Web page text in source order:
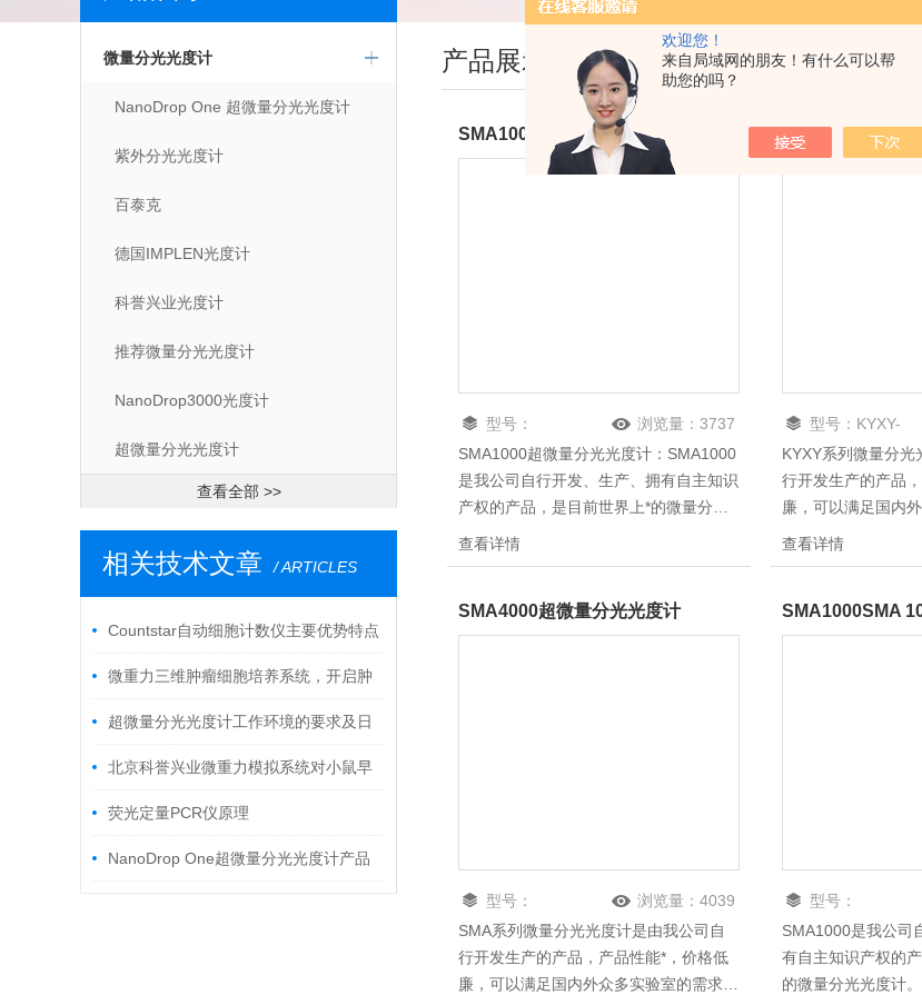
欢迎您！
来自局域网的朋友！有什么可以帮
助您的吗？
微量分光光度计
NanoDrop One 超微量分光光度计
紫外分光光度计
百泰克
德国IMPLEN光度计
科誉兴业光度计
推荐微量分光光度计
NanoDrop3000光度计
超微量分光光度计
查看全部 >>
相关技术文章 / ARTICLES
Countstar自动细胞计数仪主要优势特点
微重力三维肿瘤细胞培养系统，开启肿
瘤研究新纪元
超微量分光光度计工作环境的要求及日
常维护保养
北京科誉兴业微重力模拟系统对小鼠早
期胚胎体外发育的影响研究
荧光定量PCR仪原理
NanoDrop One超微量分光光度计产品
产品展示
SMA1000超微量分光光度计
型号： 浏览量：3737
SMA1000超微量分光光度计：SMA1000
是我公司自行开发、生产、拥有自主知识
产权的产品，是目前世界上*的微量分光
光度计。SMA1000体积小、操作简单、
SMA1000不仅实用，而且性能稳定，光
源使用寿命超过100万次。
查看详情
型号： KYXY-
4000
KYXY系列微量分光
行开发生产的产品
廉，可以满足国内
KYXY-4000 紫外－可见微量分光光度计
到了3072，测量平
和牢固。在软件方
查看详情
SMA4000超微量分光光度计
型号： 浏览量：4039
SMA系列微量分光光度计是由我公司自
行开发生产的产品，产品性能*，价格低
廉，可以满足国内外众多实验室的需求，
型号：
SMA1000
SMA1000是我公司
有自主知识产权的
的微量分光光度计